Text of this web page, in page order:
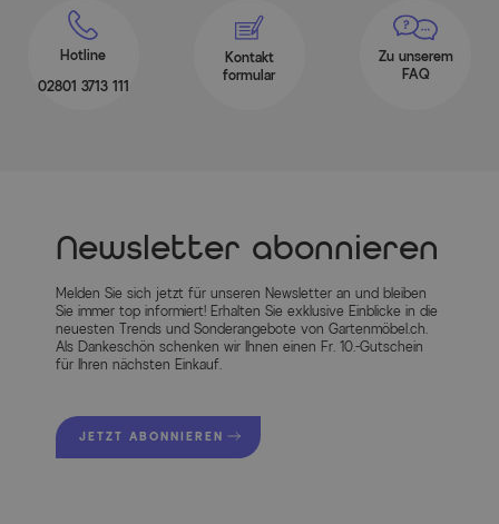
Hotline
02801 3713 111
Kontakt
formular
Zu unserem
FAQ
Newsletter abonnieren
Melden Sie sich jetzt für unseren Newsletter an und bleiben
Sie immer top informiert! Erhalten Sie exklusive Einblicke in die
neuesten Trends und Sonderangebote von Gartenmöbel.ch.
Als Dankeschön schenken wir Ihnen einen Fr. 10.-Gutschein
für Ihren nächsten Einkauf.
JETZT ABONNIEREN